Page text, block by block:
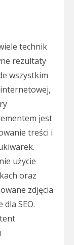
technik
rezultaty
wszystkim
jest
treści i
użycie
oraz
zdjęcia
SEO.